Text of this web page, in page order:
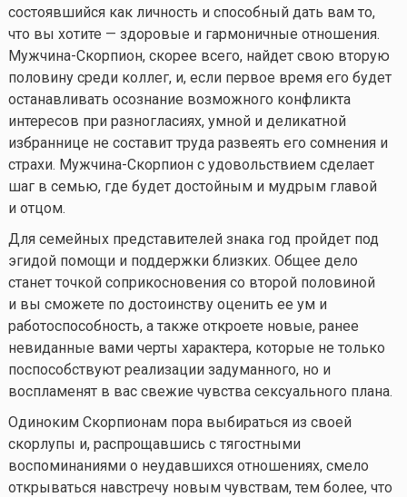
состоявшийся как личность и способный дать вам то,
что вы хотите — здоровые и гармоничные отношения.
Мужчина-Скорпион, скорее всего, найдет свою вторую
половину среди коллег, и, если первое время его будет
останавливать осознание возможного конфликта
интересов при разногласиях, умной и деликатной
избраннице не составит труда развеять его сомнения и
страхи. Мужчина-Скорпион с удовольствием сделает
шаг в семью, где будет достойным и мудрым главой
и отцом.
Для семейных представителей знака год пройдет под
эгидой помощи и поддержки близких. Общее дело
станет точкой соприкосновения со второй половиной
и вы сможете по достоинству оценить ее ум и
работоспособность, а также откроете новые, ранее
невиданные вами черты характера, которые не только
поспособствуют реализации задуманного, но и
воспламенят в вас свежие чувства сексуального плана.
Одиноким Скорпионам пора выбираться из своей
скорлупы и, распрощавшись с тягостными
воспоминаниями о неудавшихся отношениях, смело
открываться навстречу новым чувствам, тем более, что